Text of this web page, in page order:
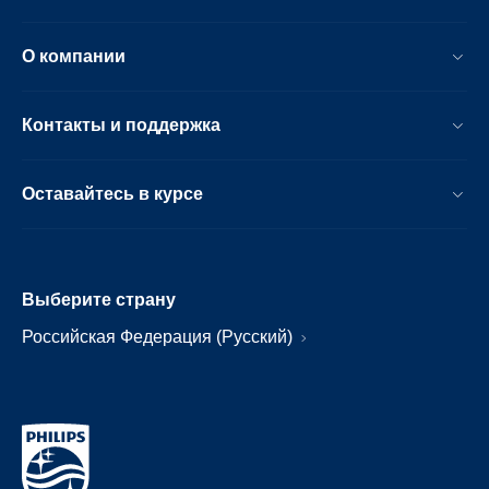
О компании
Контакты и поддержка
Оставайтесь в курсе
Выберите страну
Российская Федерация (Русский)